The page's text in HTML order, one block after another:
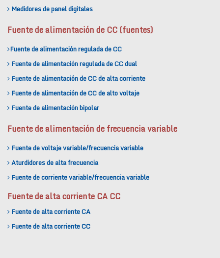
Medidores de panel digitales
Fuente de alimentación de CC (fuentes)
Fuente de alimentación regulada de CC
Fuente de alimentación regulada de CC dual
Fuente de alimentación de CC de alta corriente
Fuente de alimentación de CC de alto voltaje
Fuente de alimentación bipolar
Fuente de alimentación de frecuencia variable
Fuente de voltaje variable/frecuencia variable
Aturdidores de alta frecuencia
Fuente de corriente variable/frecuencia variable
Fuente de alta corriente CA CC
Fuente de alta corriente CA
Fuente de alta corriente CC